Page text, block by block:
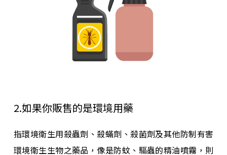
2.如果你販售的是環境用藥
指環境衛生用殺蟲劑、殺蟎劑、殺菌劑及其他防制有害
環境衛生生物之藥品，像是防蚊、驅蟲的精油噴霧，則